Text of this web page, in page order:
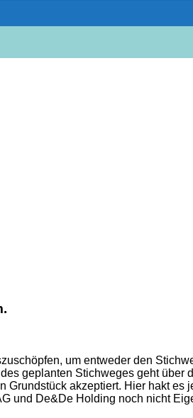
um entweder den
geplanten Stichweges geht
akzeptiert. Hier hakt
und De&De Holding noch nicht